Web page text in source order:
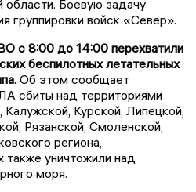
Боевую задачу
группировки войск «Север».
с 8:00 до 14:00 перехватили
беспилотных летательных
Об этом сообщает
сбиты над территориями
Курской, Липецкой,
Рязанской, Смоленской,
региона,
также уничтожили над
моря.